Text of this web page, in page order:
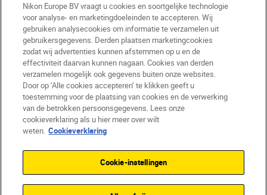
BE(nl) Nikon Sites
Contact opnemen
Privacyverklaring
Gebruiksvoorwaarden
Nikon Store - Algemene voorwaarden
Cookieverklaring
Toegankelijkheid
Cookie-instellingen
© 2026 Nikon
Nikon Europe BV vraagt u cookies en soortgelijke technologie
voor analyse- en marketingdoeleinden te accepteren. Wij
gebruiken analysecookies om informatie te verzamelen uit
gebruikersgegevens. Derden plaatsen marketingcookies
zodat wij advertenties kunnen afstemmen op u en de
effectiviteit daarvan kunnen nagaan. Cookies van derden
verzamelen mogelijk ook gegevens buiten onze websites.
Door op ‘Alle cookies accepteren’ te klikken geeft u
toestemming voor de plaatsing van cookies en de verwerking
van de betrokken persoonsgegevens. Lees onze
cookieverklaring als u hier meer over wilt
weten. Cookieverklaring
Cookie-instellingen